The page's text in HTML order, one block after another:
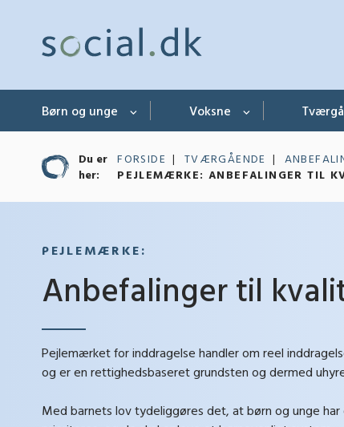
Børn og unge Voksne
Du er
her:
FORSIDE TVÆRGÅENDE
PEJLEMÆRKE: ANBEFALINGER TIL
PEJLEMÆRKE:
Anbefalinger til
Pejlemærket for inddragelse handler om reel
og er en rettighedsbaseret grundsten og dermed
Med barnets lov tydeliggøres det, at børn og unge